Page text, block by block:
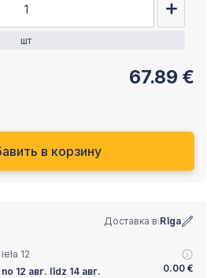
шт
67.89 €
в корзину
Доставка в:Rīga
12
12 авг. līdz 14 авг.
0.00 €